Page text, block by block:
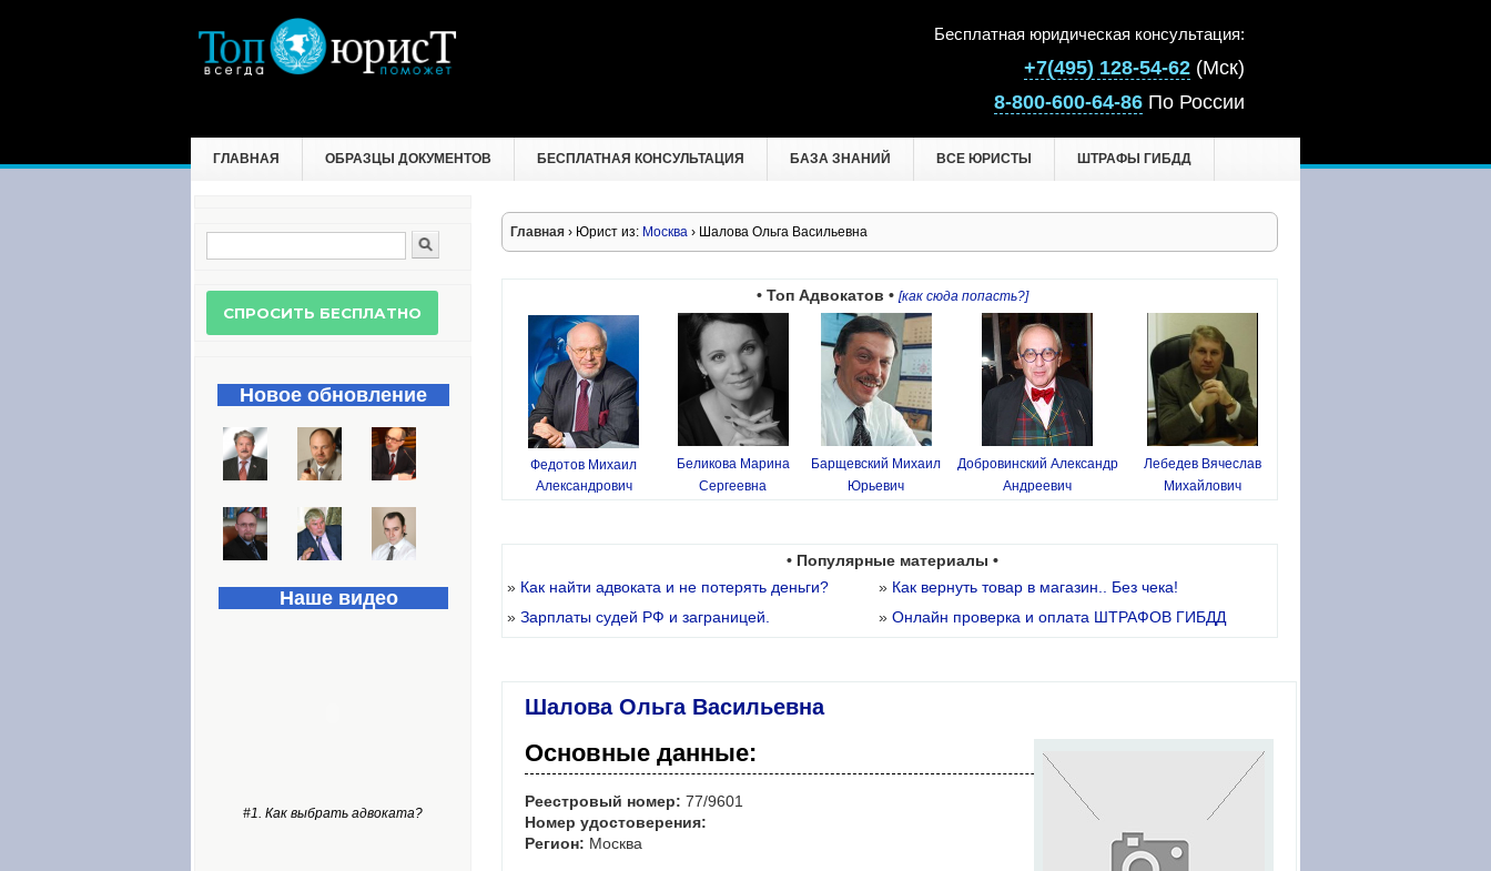
Бесплатная юридическая консультация:
+7(495) 128-54-62 (Мск)
8-800-600-64-86 По России
ГЛАВНАЯ ОБРАЗЦЫ ДОКУМЕНТОВ БЕСПЛАТНАЯ КОНСУЛЬТАЦИЯ БАЗА ЗНАНИЙ ВСЕ ЮРИСТЫ ШТРАФЫ ГИБДД
Главная › Юрист из: Москва › Шалова Ольга Васильевна
• Топ Адвокатов • [как сюда попасть?]
Федотов Михаил
Александрович
Беликова Марина
Сергеевна
Барщевский Михаил
Юрьевич
Добровинский Александр
Андреевич
Лебедев Вячеслав
Михайлович
• Популярные материалы •
» Как найти адвоката и не потерять деньги? » Как вернуть товар в магазин.. Без чека!
» Зарплаты судей РФ и заграницей. » Онлайн проверка и оплата ШТРАФОВ ГИБДД
Шалова Ольга Васильевна
Основные данные:
Реестровый номер: 77/9601
Номер удостоверения:
Регион: Москва
Форма поиска
Новое обновление
Наше видео
#1. Как выбрать адвоката?